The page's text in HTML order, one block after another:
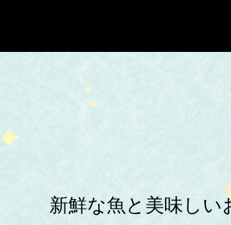
新鮮な魚と美味しい